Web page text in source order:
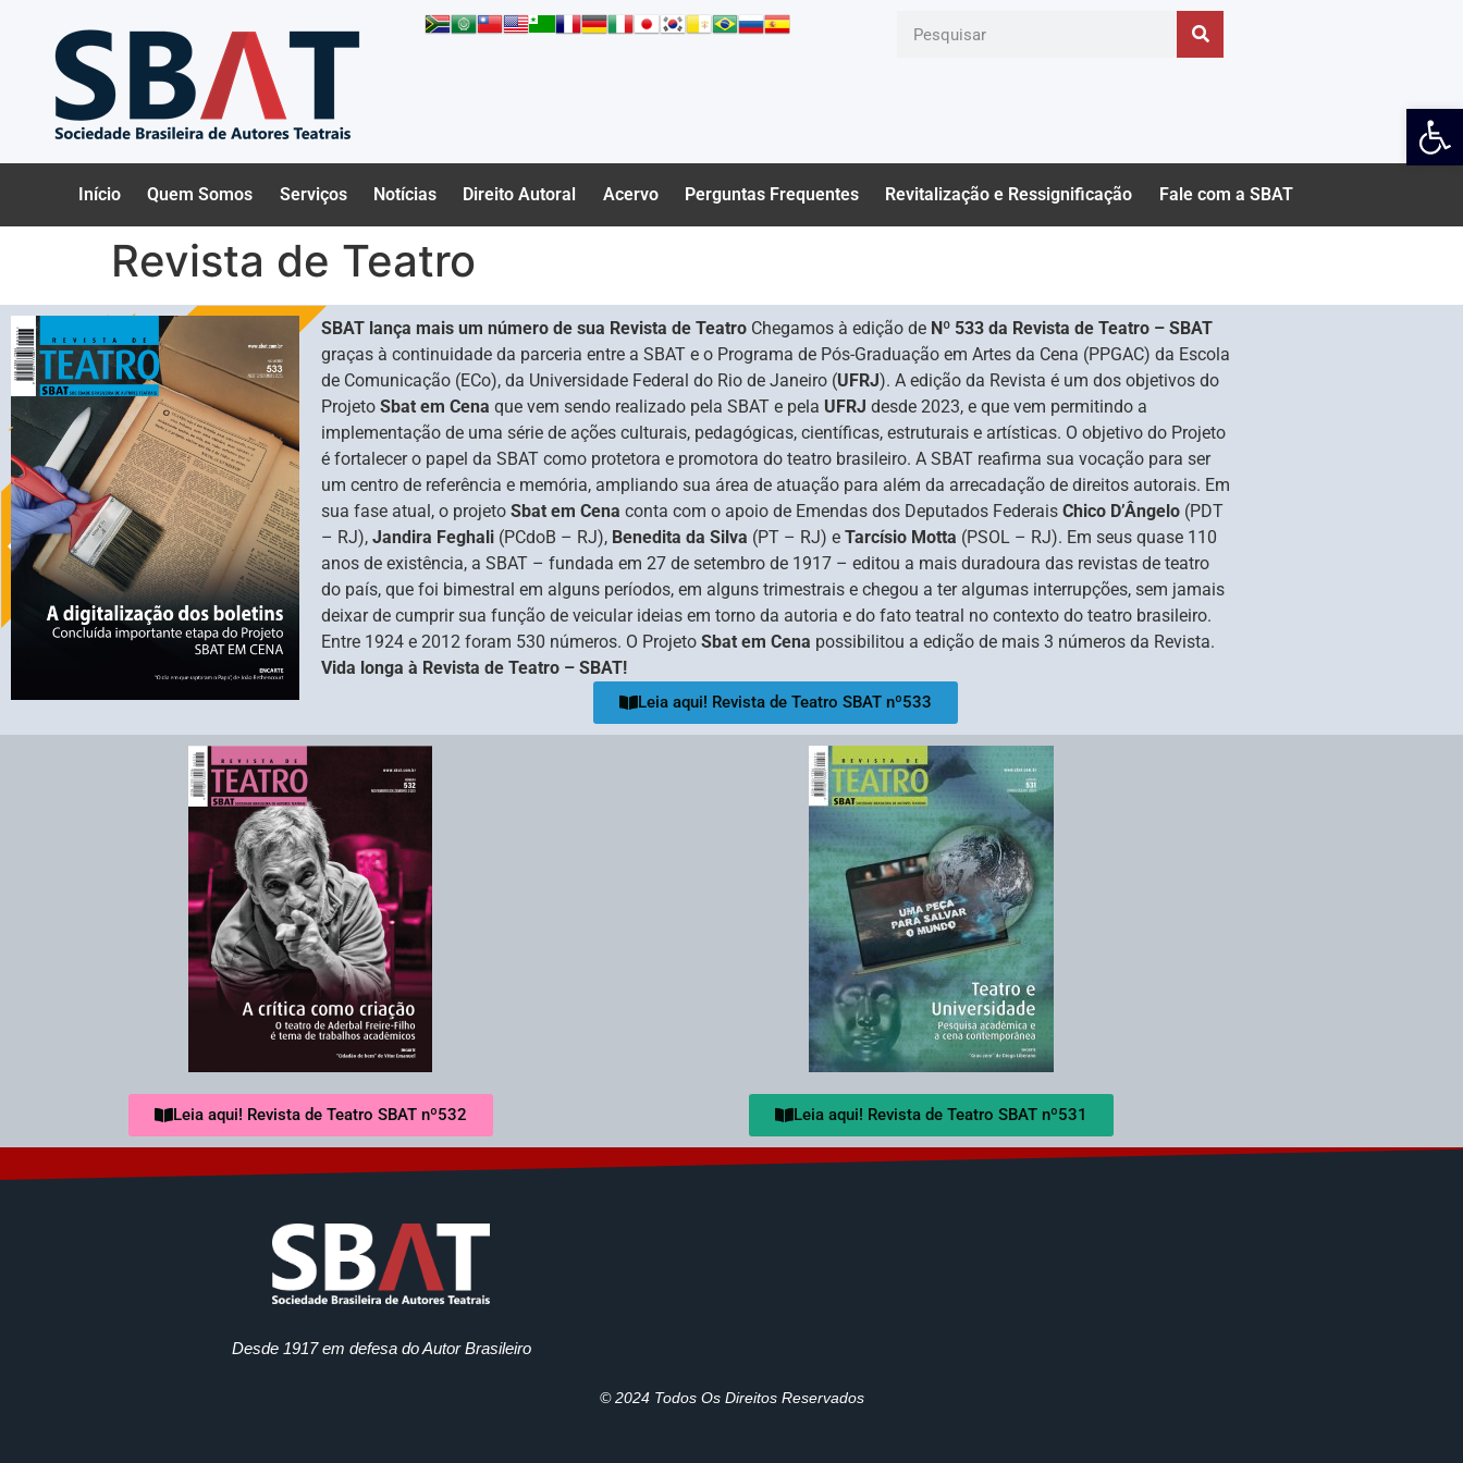
Início Quem Somos Serviços Notícias Direito Autoral Acervo Perguntas Frequentes Revitalização e Ressignificação Fale com a SBAT
Revista de Teatro
SBAT lança mais um número de sua Revista de Teatro Chegamos à edição de Nº 533 da Revista de Teatro – SBAT
graças à continuidade da parceria entre a SBAT e o Programa de Pós-Graduação em Artes da Cena (PPGAC) da Escola
de Comunicação (ECo), da Universidade Federal do Rio de Janeiro (UFRJ). A edição da Revista é um dos objetivos do
Projeto Sbat em Cena que vem sendo realizado pela SBAT e pela UFRJ desde 2023, e que vem permitindo a
implementação de uma série de ações culturais, pedagógicas, científicas, estruturais e artísticas. O objetivo do Projeto
é fortalecer o papel da SBAT como protetora e promotora do teatro brasileiro. A SBAT reafirma sua vocação para ser
um centro de referência e memória, ampliando sua área de atuação para além da arrecadação de direitos autorais. Em
sua fase atual, o projeto Sbat em Cena conta com o apoio de Emendas dos Deputados Federais Chico D’Ângelo (PDT
– RJ), Jandira Feghali (PCdoB – RJ), Benedita da Silva (PT – RJ) e Tarcísio Motta (PSOL – RJ). Em seus quase 110
anos de existência, a SBAT – fundada em 27 de setembro de 1917 – editou a mais duradoura das revistas de teatro
do país, que foi bimestral em alguns períodos, em alguns trimestrais e chegou a ter algumas interrupções, sem jamais
deixar de cumprir sua função de veicular ideias em torno da autoria e do fato teatral no contexto do teatro brasileiro.
Entre 1924 e 2012 foram 530 números. O Projeto Sbat em Cena possibilitou a edição de mais 3 números da Revista.
Vida longa à Revista de Teatro – SBAT!
Leia aqui! Revista de Teatro SBAT nº533
Leia aqui! Revista de Teatro SBAT nº532 Leia aqui! Revista de Teatro SBAT nº531
Desde 1917 em defesa do Autor Brasileiro
© 2024 Todos Os Direitos Reservados